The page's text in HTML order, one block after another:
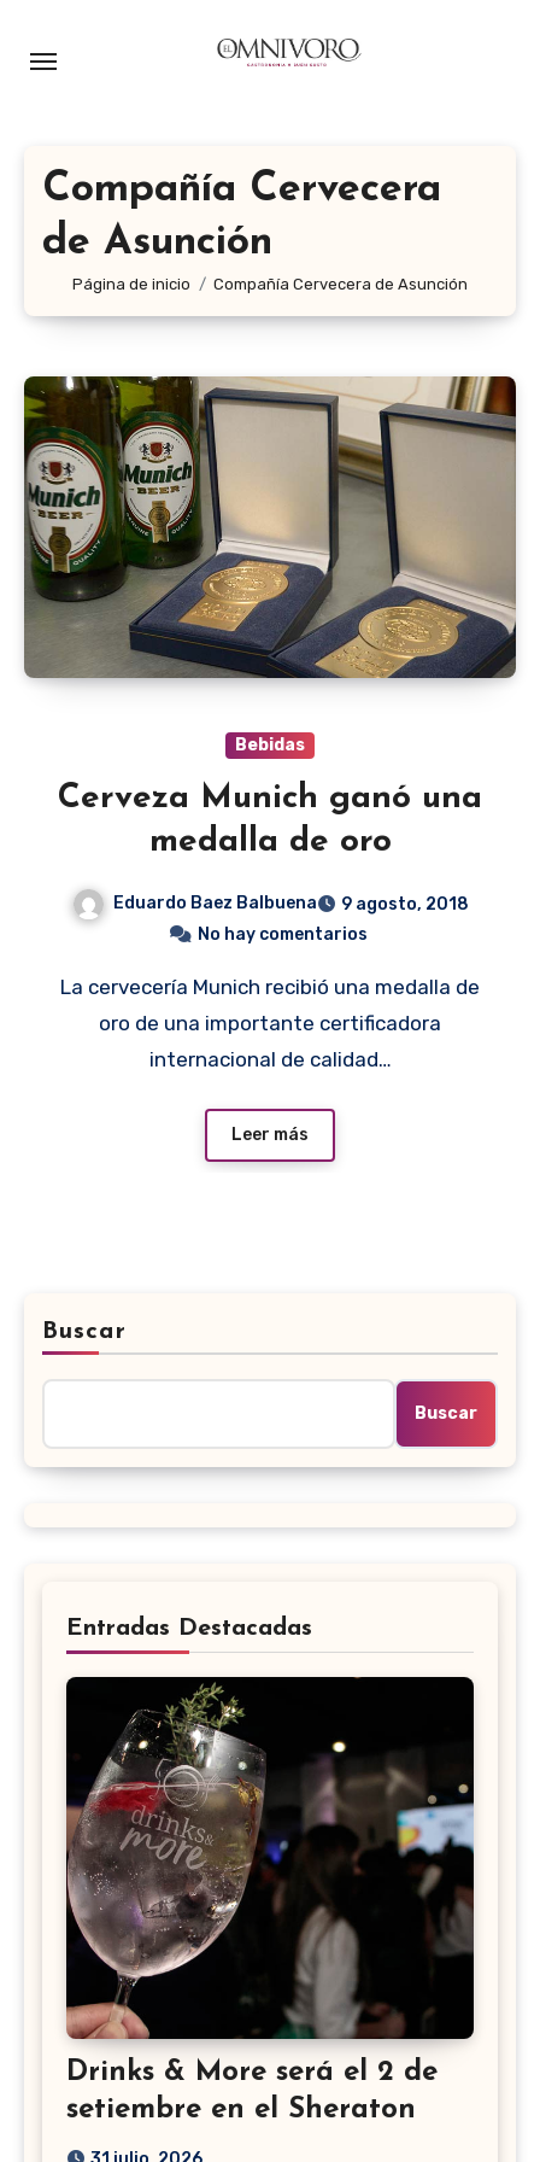
Compañía Cervecera
de Asunción
Página de inicio Compañía Cervecera de Asunción
Bebidas
Cerveza Munich ganó una
medalla de oro
Eduardo Baez Balbuena
9 agosto, 2018
No hay comentarios
La cervecería Munich recibió una medalla de
oro de una importante certificadora
internacional de calidad…
Leer más
Buscar
Buscar
Entradas Destacadas
Drinks & More será el 2 de
setiembre en el Sheraton